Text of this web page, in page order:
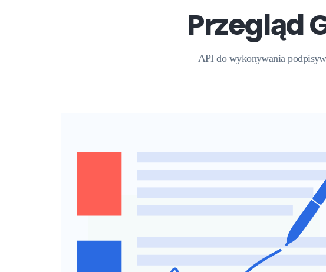
Przegląd
API do wykonywania